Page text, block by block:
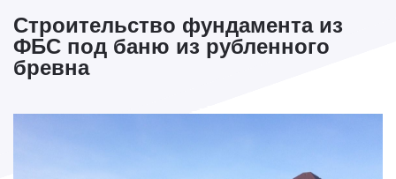
Строительство фундамента из
ФБС под баню из рубленного
бревна